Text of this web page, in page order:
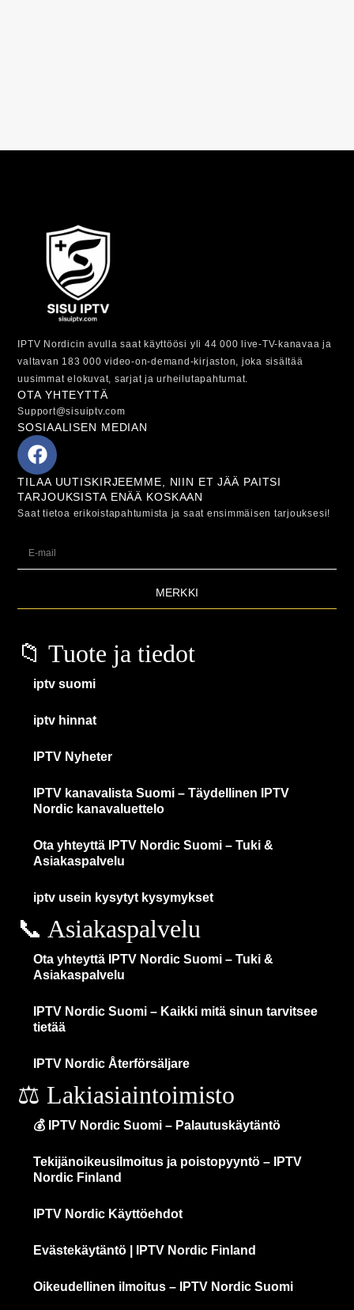
IPTV Nordicin avulla saat käyttöösi yli 44 000 live-TV-kanavaa ja
valtavan 183 000 video-on-demand-kirjaston, joka sisältää
uusimmat elokuvat, sarjat ja urheilutapahtumat.
OTA YHTEYTTÄ
Support@sisuiptv.com
SOSIAALISEN MEDIAN
TILAA UUTISKIRJEEMME, NIIN ET JÄÄ PAITSI
TARJOUKSISTA ENÄÄ KOSKAAN
Saat tietoa erikoistapahtumista ja saat ensimmäisen tarjouksesi!
MERKKI
📁 Tuote ja tiedot
iptv suomi
iptv hinnat
IPTV Nyheter
IPTV kanavalista Suomi – Täydellinen IPTV
Nordic kanavaluettelo
Ota yhteyttä IPTV Nordic Suomi – Tuki &
Asiakaspalvelu
iptv usein kysytyt kysymykset
📞 Asiakaspalvelu
Ota yhteyttä IPTV Nordic Suomi – Tuki &
Asiakaspalvelu
IPTV Nordic Suomi – Kaikki mitä sinun tarvitsee
tietää
IPTV Nordic Återförsäljare
⚖️ Lakiasiaintoimisto
💰 IPTV Nordic Suomi – Palautuskäytäntö
Tekijänoikeusilmoitus ja poistopyyntö – IPTV
Nordic Finland
IPTV Nordic Käyttöehdot
Evästekäytäntö | IPTV Nordic Finland
Oikeudellinen ilmoitus – IPTV Nordic Suomi